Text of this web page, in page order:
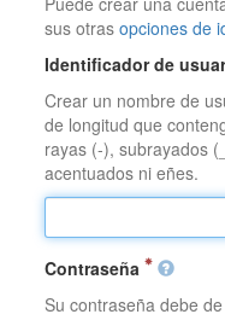
sus otrasopciones de
Identificador de
Crear un nombre de
de longitud que
rayas (-), subrayados
acentuados ni eñes.
Contraseña
Su contraseña debe